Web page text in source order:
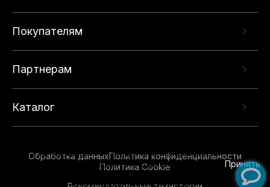
Покупателям
Партнерам
Каталог
Обработка данныхПолитика конфиденциальности
Политика Cookie
опыта на нашем сайте. Продолжая использовать
данный сайт, вы соглашаетесь с использованием
Принять